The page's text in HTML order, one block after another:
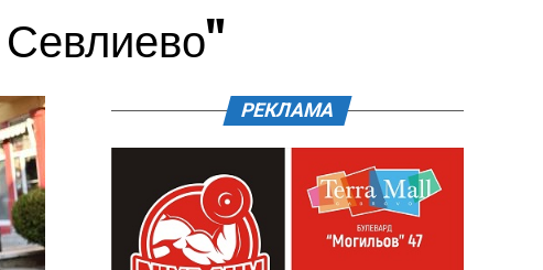
Севлиево"
РЕКЛАМА